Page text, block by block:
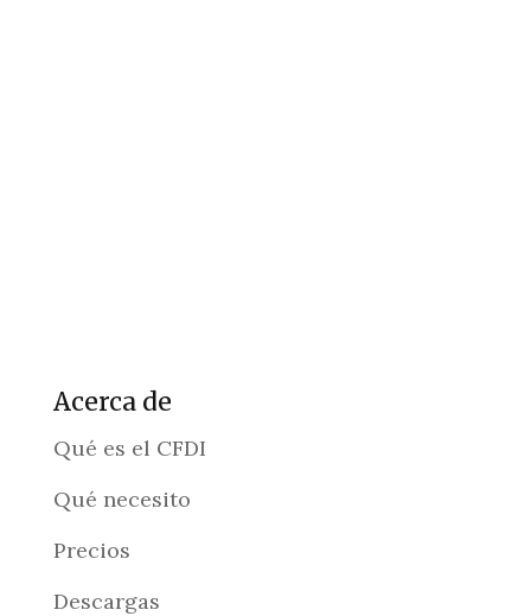
Acerca de
Qué es el CFDI
Qué necesito
Precios
Descargas